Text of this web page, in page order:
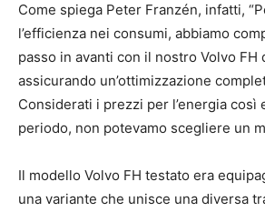
Come spiega Peter Franzén, infatti,
l’efficienza nei consumi, abbiamo
passo in avanti con il nostro Volvo FH
assicurando un’ottimizzazione
Considerati i prezzi per l’energia così
periodo, non potevamo scegliere un
Il modello Volvo FH testato era
una variante che unisce una diversa